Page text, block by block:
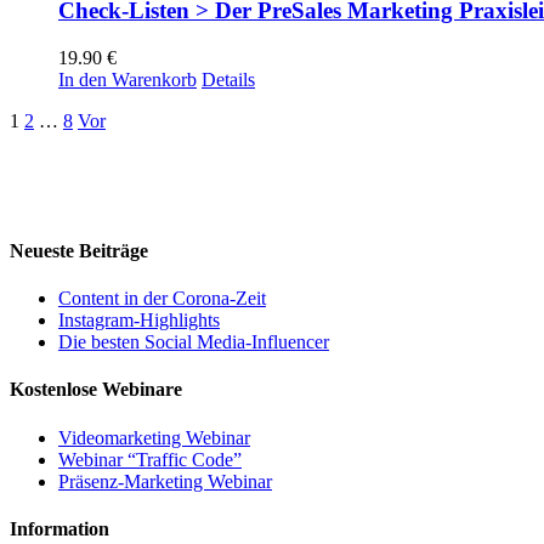
Check-Listen > Der PreSales Marketing
19.90 €
In den Warenkorb Details
1 2 … 8 Vor
Neueste Beiträge
Content in der Corona-Zeit
Instagram-Highlights
Die besten Social Media-Influencer
Kostenlose Webinare
Videomarketing Webinar
Webinar “Traffic Code”
Präsenz-Marketing Webinar
Information